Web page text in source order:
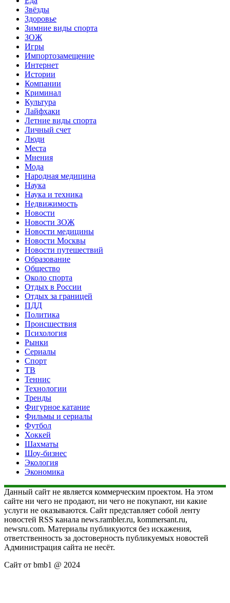
Звёзды
Здоровье
Зимние виды спорта
ЗОЖ
Игры
Импортозамещение
Интернет
Истории
Компании
Криминал
Культура
Лайфхаки
Летние виды спорта
Личный счет
Люди
Места
Мнения
Мода
Народная медицина
Наука
Наука и техника
Недвижимость
Новости
Новости ЗОЖ
Новости медицины
Новости Москвы
Новости путешествий
Образование
Общество
Около спорта
Отдых в России
Отдых за границей
ПДД
Политика
Происшествия
Психология
Рынки
Сериалы
Спорт
ТВ
Теннис
Технологии
Тренды
Фигурное катание
Фильмы и сериалы
Футбол
Хоккей
Шахматы
Шоу-бизнес
Экология
Экономика
Данный сайт не является коммерческим проектом. На этом
сайте ни чего не продают, ни чего не покупают, ни какие
услуги не оказываются. Сайт представляет собой ленту
новостей RSS канала news.rambler.ru, kommersant.ru,
newsru.com. Материалы публикуются без искажения,
ответственность за достоверность публикуемых новостей
Администрация сайта не несёт.
Сайт от bmb1 @ 2024